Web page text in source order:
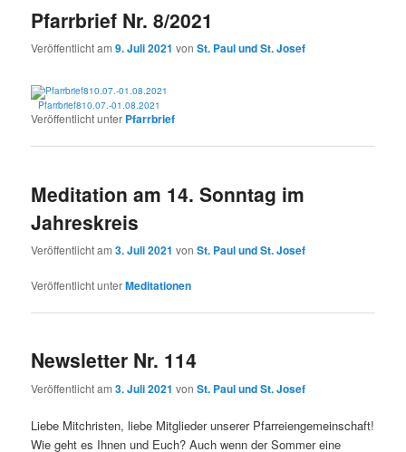
Pfarrbrief Nr. 8/2021
Veröffentlicht am9. Juli 2021 vonSt. Paul und St. Josef
Pfarrbrief810.07.-01.08.2021
Veröffentlicht unter Pfarrbrief
Meditation am 14. Sonntag im
Jahreskreis
Veröffentlicht am3. Juli 2021 vonSt. Paul und St. Josef
Veröffentlicht unterMeditationen
Newsletter Nr. 114
Veröffentlicht am3. Juli 2021 vonSt. Paul und St. Josef
Liebe Mitchristen, liebe Mitglieder unserer Pfarreiengemeinschaft!
Wie geht es Ihnen und Euch? Auch wenn der Sommer eine